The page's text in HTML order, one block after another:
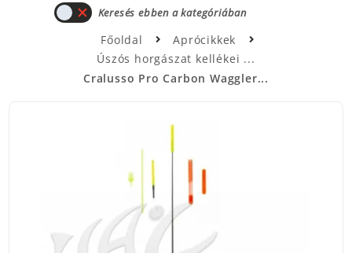
Keresés ebben a kategóriában
Főoldal
Aprócikkek
Úszós horgászat kellékei
Cralusso Pro Carbon Waggler...